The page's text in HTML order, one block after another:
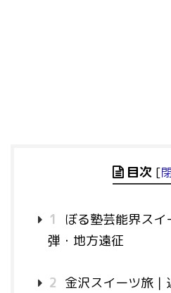
目次 [
1
ぼる塾芸能界スイ
弾・地方遠征
2 金沢スイーツ旅｜